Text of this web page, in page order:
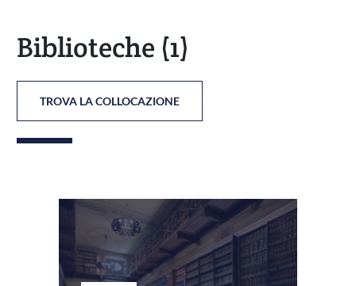
Biblioteche (1)
TROVA LA COLLOCAZIONE